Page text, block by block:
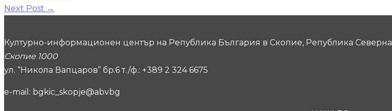
Next Post →
Културно-информационен център на Република България в Скопие, Република
Скопие 1000
ул. “Никола Вапцаров” бр.6 т./ф.: +389 2 324 6675
e-mail: bgkic_skopje@abvbg